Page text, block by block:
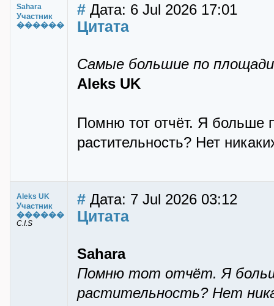
Sahara
Участник
������
# Дата: 6 Jul 2026 17:01
Цитата
Самые большие по
Aleks UK
Помню тот отчёт. Я больше
растительность? Нет
Aleks UK
Участник
������
C.I.S
# Дата: 7 Jul 2026 03:12
Цитата
Sahara
Помню тот отчёт. Я
растительность? Нет